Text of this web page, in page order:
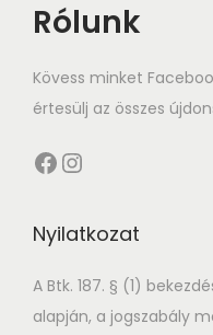
Rólunk
Kövess minket
értesülj az összes
Facebook Instagram
Nyilatkozat
A Btk. 187. § (1)
alapján, a jogszabály